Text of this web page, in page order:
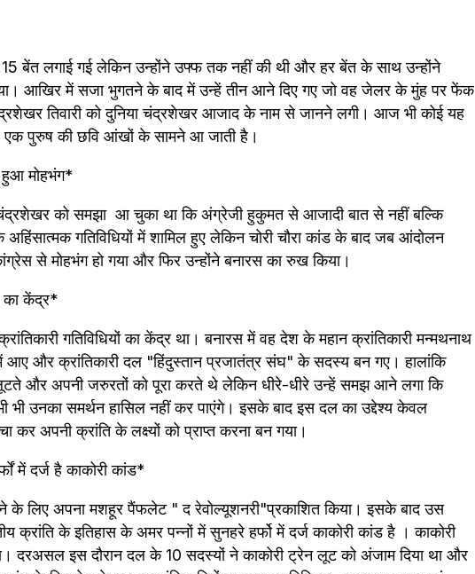
बेंत लगाई गई लेकिन उन्होंने उफ्फ तक नहीं की थी और हर बेंत के साथ उन्होंने
आखिर में सजा भुगतने के बाद में उन्हें तीन आने दिए गए जो वह जेलर के मुंह पर फेंक
तिवारी को दुनिया चंद्रशेखर आजाद के नाम से जानने लगी। आज भी कोई यह
एक पुरुष की छवि आंखों के सामने आ जाती है।
हुआ मोहभंग*
चंद्रशेखर को समझा  आ चुका था कि अंग्रेजी हुकुमत से आजादी बात से नहीं बल्कि
गतिविधियों में शामिल हुए लेकिन चोरी चौरा कांड के बाद जब आंदोलन
से मोहभंग हो गया और फिर उन्होंने बनारस का रुख किया।
का केंद्र*
गतिविधियों का केंद्र था। बनारस में वह देश के महान क्रांतिकारी मन्मथनाथ
और क्रांतिकारी दल "हिंदुस्तान प्रजातंत्र संघ" के सदस्य बन गए। हालांकि
और अपनी जरुरतों को पूरा करते थे लेकिन धीरे-धीरे उन्हें समझ आने लगा कि
उनका समर्थन हासिल नहीं कर पाएंगे। इसके बाद इस दल का उद्देश्य केवल
कर अपनी क्रांति के लक्ष्यों को प्राप्त करना बन गया।
में दर्ज है काकोरी कांड*
के लिए अपना मशहूर पैंफलेट " द रेवोल्यूशनरी"प्रकाशित किया। इसके बाद उस
क्रांति के इतिहास के अमर पन्नों में सुनहरे हर्फो में दर्ज काकोरी कांड है । काकोरी
दरअसल इस दौरान दल के 10 सदस्यों ने काकोरी ट्रेन लूट को अंजाम दिया था और